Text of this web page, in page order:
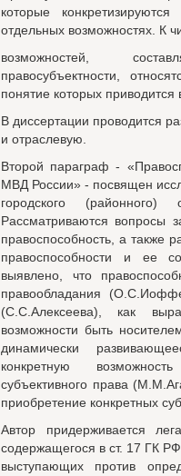
которые
отдельных возможностях. К
возможностей,
правосубъектности,
понятие которых приводится
В диссертации проводится
и отраслевую.
Второй параграф -
МВД России» - посвящен
городского
Рассматриваются вопросы
правоспособность, а также
правоспособности и ее
выявлено, что
правообладания
(С.С.Алексеева), как
возможности быть
динамически
конкретную
субъективного права
приобретение конкретных
Автор придерживается
содержащегося в ст. 17 ГК
выступающих против